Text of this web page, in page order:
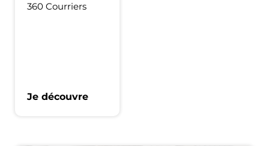
360 Courriers
Je découvre